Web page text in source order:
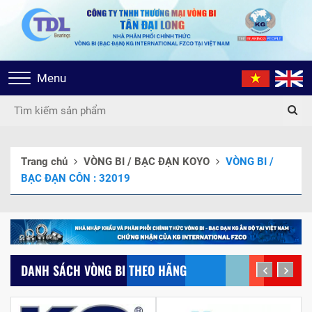
Toggle
navigation
Menu
Trang chủ VÒNG BI / BẠC ĐẠN KOYO
VÒNG BI /
BẠC ĐẠN CÔN : 32019
DANH SÁCH VÒNG BI THEO HÃNG prev next